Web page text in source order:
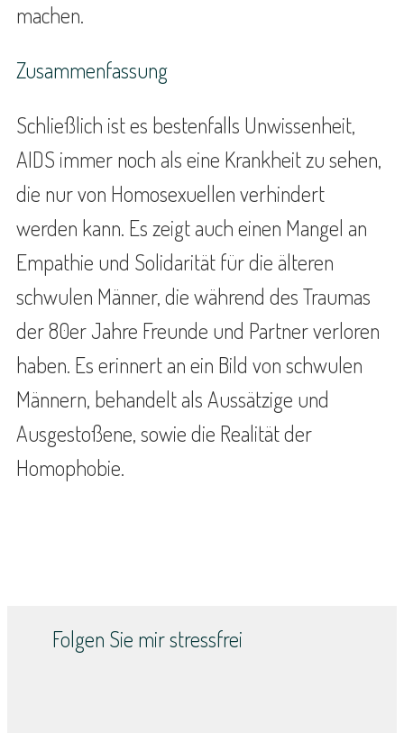
machen.
Zusammenfassung
Schließlich ist es bestenfalls Unwissenheit,
AIDS immer noch als eine Krankheit zu sehen,
die nur von Homosexuellen verhindert
werden kann. Es zeigt auch einen Mangel an
Empathie und Solidarität für die älteren
schwulen Männer, die während des Traumas
der 80er Jahre Freunde und Partner verloren
haben. Es erinnert an ein Bild von schwulen
Männern, behandelt als Aussätzige und
Ausgestoßene, sowie die Realität der
Homophobie.
Folgen Sie mir stressfrei